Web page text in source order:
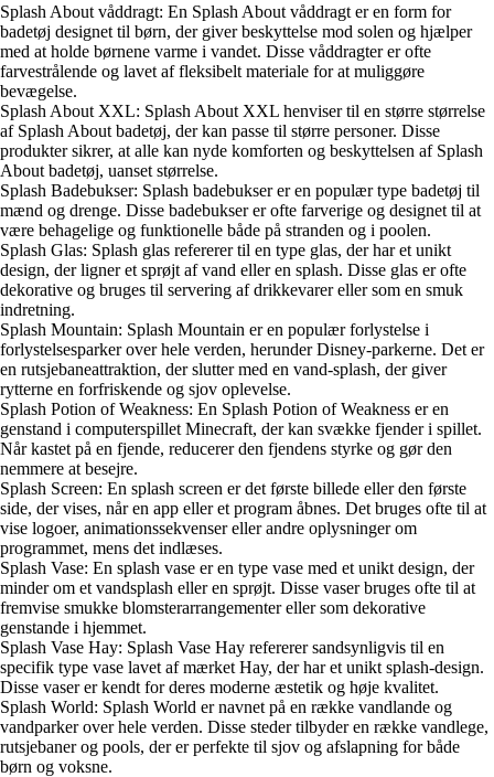
Splash About våddragt: En Splash About våddragt er en form for
badetøj designet til børn, der giver beskyttelse mod solen og hjælper
med at holde børnene varme i vandet. Disse våddragter er ofte
farvestrålende og lavet af fleksibelt materiale for at muliggøre
bevægelse.
Splash About XXL: Splash About XXL henviser til en større størrelse
af Splash About badetøj, der kan passe til større personer. Disse
produkter sikrer, at alle kan nyde komforten og beskyttelsen af Splash
About badetøj, uanset størrelse.
Splash Badebukser: Splash badebukser er en populær type badetøj til
mænd og drenge. Disse badebukser er ofte farverige og designet til at
være behagelige og funktionelle både på stranden og i poolen.
Splash Glas: Splash glas refererer til en type glas, der har et unikt
design, der ligner et sprøjt af vand eller en splash. Disse glas er ofte
dekorative og bruges til servering af drikkevarer eller som en smuk
indretning.
Splash Mountain: Splash Mountain er en populær forlystelse i
forlystelsesparker over hele verden, herunder Disney-parkerne. Det er
en rutsjebaneattraktion, der slutter med en vand-splash, der giver
rytterne en forfriskende og sjov oplevelse.
Splash Potion of Weakness: En Splash Potion of Weakness er en
genstand i computerspillet Minecraft, der kan svække fjender i spillet.
Når kastet på en fjende, reducerer den fjendens styrke og gør den
nemmere at besejre.
Splash Screen: En splash screen er det første billede eller den første
side, der vises, når en app eller et program åbnes. Det bruges ofte til at
vise logoer, animationssekvenser eller andre oplysninger om
programmet, mens det indlæses.
Splash Vase: En splash vase er en type vase med et unikt design, der
minder om et vandsplash eller en sprøjt. Disse vaser bruges ofte til at
fremvise smukke blomsterarrangementer eller som dekorative
genstande i hjemmet.
Splash Vase Hay: Splash Vase Hay refererer sandsynligvis til en
specifik type vase lavet af mærket Hay, der har et unikt splash-design.
Disse vaser er kendt for deres moderne æstetik og høje kvalitet.
Splash World: Splash World er navnet på en række vandlande og
vandparker over hele verden. Disse steder tilbyder en række vandlege,
rutsjebaner og pools, der er perfekte til sjov og afslapning for både
børn og voksne.